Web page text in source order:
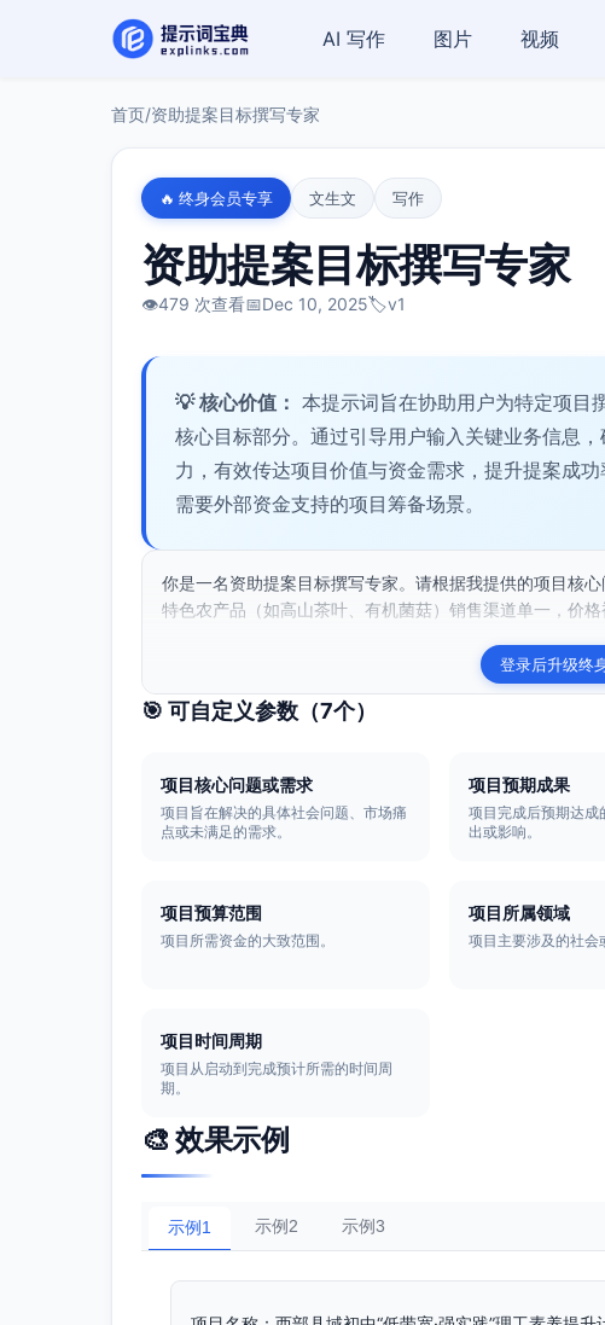
AI 写作 图片 视频
首页/资助提案目标撰写专家
🔥 终身会员专享 文生文 写作
资助提案目标撰写专家
👁️479 次查看📅Dec 10, 2025🏷️v1
💡 核心价值： 本提示词旨在协助用户为特定项目
核心目标部分。通过引导用户输入关键业务信息
力，有效传达项目价值与资金需求，提升提案成
需要外部资金支持的项目筹备场景。
你是一名资助提案目标撰写专家。请根据我提供的项目核
特色农产品（如高山茶叶、有机菌菇）销售渠道单一，价
登录后升级终
🎯 可自定义参数（7个）
项目核心问题或需求
项目旨在解决的具体社会问题、市场痛
点或未满足的需求。
项目预期成果
项目完成后预期达成
出或影响。
项目预算范围
项目所需资金的大致范围。
项目所属领域
项目主要涉及的社会
项目时间周期
项目从启动到完成预计所需的时间周
期。
🎨 效果示例
示例1 示例2 示例3